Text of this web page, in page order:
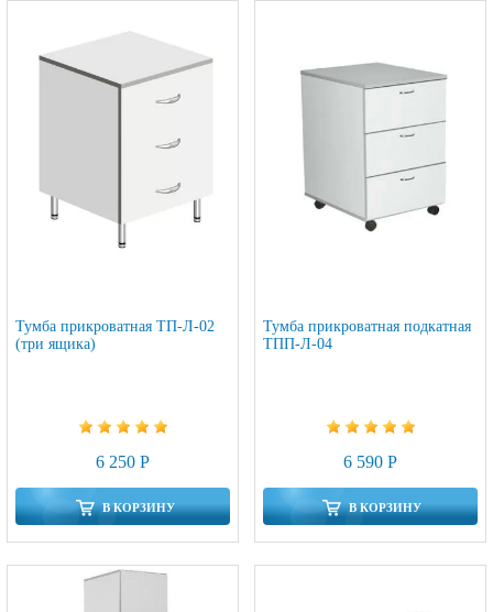
Тумба прикроватная ТП-Л-02
(три ящика)
6 250 Р
В КОРЗИНУ
Тумба прикроватная подкатная
ТПП-Л-04
6 590 Р
В КОРЗИНУ